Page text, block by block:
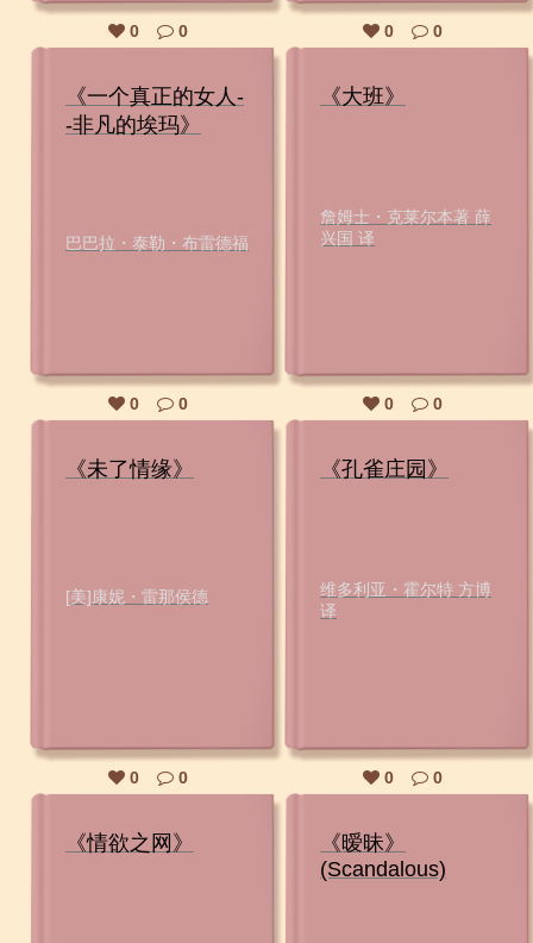
0 0 0 0
《一个真正的女人-
-非凡的埃玛》
巴巴拉・泰勒・布雷德福
0 0
《大班》
詹姆士・克莱尔本著 薛
兴国 译
0 0
《未了情缘》
[美]康妮・雷那侯德
0 0
《孔雀庄园》
维多利亚・霍尔特 方博
译
0 0
《情欲之网》
《暧昧》
(Scandalous)